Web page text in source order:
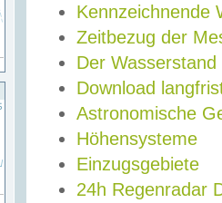
Kennzeichnende
Zeitbezug der
Der Wasserstand
Download
Astronomische
Höhensysteme
Einzugsgebiete
24h Regenradar